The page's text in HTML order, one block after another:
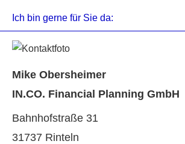
Ich bin gerne für Sie da:
Mike Obersheimer
IN.CO. Financial Planning GmbH
Bahnhofstraße 31
31737 Rinteln